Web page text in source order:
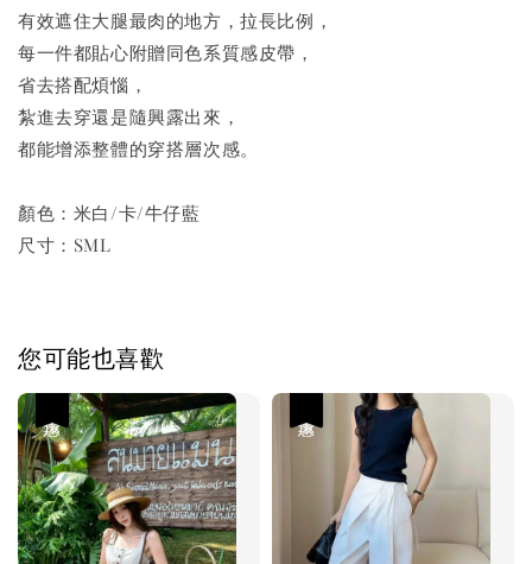
有效遮住大腿最肉的地方，拉長比例，
每一件都貼心附贈同色系質感皮帶，
省去搭配煩惱，
紮進去穿還是隨興露出來，
都能增添整體的穿搭層次感。
顏色：米白/卡/牛仔藍
尺寸：SML
您可能也喜歡